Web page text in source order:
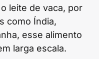
leite de vaca, por
como Índia,
esse alimento
larga escala.